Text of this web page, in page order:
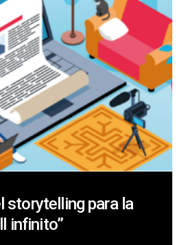
storytelling para la
infinito”